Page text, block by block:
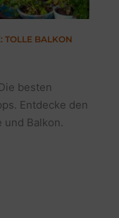
TOLLE BALKON
besten
Entdecke den
und Balkon.